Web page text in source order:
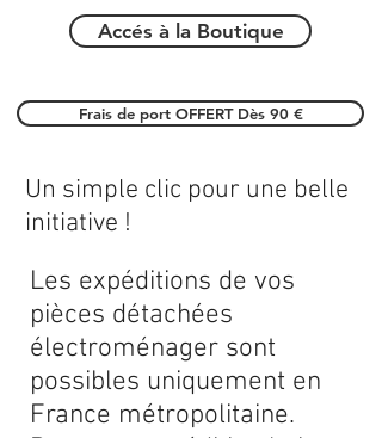
Accés à la Boutique
Frais de port OFFERT Dès 90 €
Les expéditions de vos
pièces détachées
électroménager sont
possibles uniquement en
France métropolitaine.
Un simple clic pour une belle
initiative !